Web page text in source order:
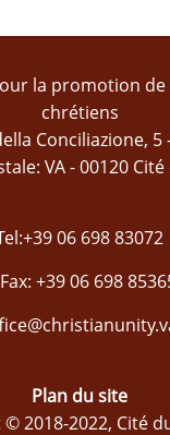
la promotion
chrétiens
Conciliazione, 5
VA - 00120
06 698 83072
Fax: +39 06 698
Plan du site
2018-2022, Cité